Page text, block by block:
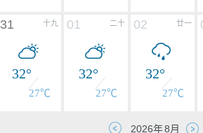
十九
31
32°
27℃
二十
01
32°
27℃
廿一
02
32°
27℃